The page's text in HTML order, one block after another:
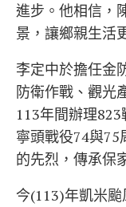
進步。他相信，
景，讓鄉親生活
李定中於擔任金
防衛作戰、觀光
113年間辦理
寧頭戰役74與75
的先烈，傳承保
今(113)年凱米